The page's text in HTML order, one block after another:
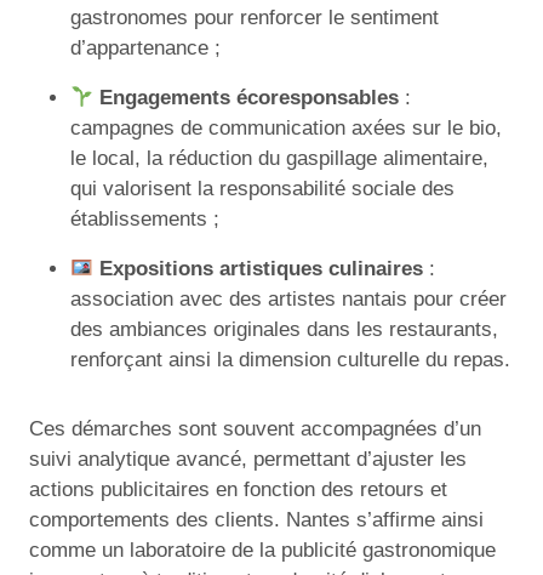
gastronomes pour renforcer le sentiment
d’appartenance ;
Engagements écoresponsables :
campagnes de communication axées sur le bio,
le local, la réduction du gaspillage alimentaire,
qui valorisent la responsabilité sociale des
établissements ;
Expositions artistiques culinaires :
association avec des artistes nantais pour créer
des ambiances originales dans les restaurants,
renforçant ainsi la dimension culturelle du repas.
Ces démarches sont souvent accompagnées d’un
suivi analytique avancé, permettant d’ajuster les
actions publicitaires en fonction des retours et
comportements des clients. Nantes s’affirme ainsi
comme un laboratoire de la publicité gastronomique